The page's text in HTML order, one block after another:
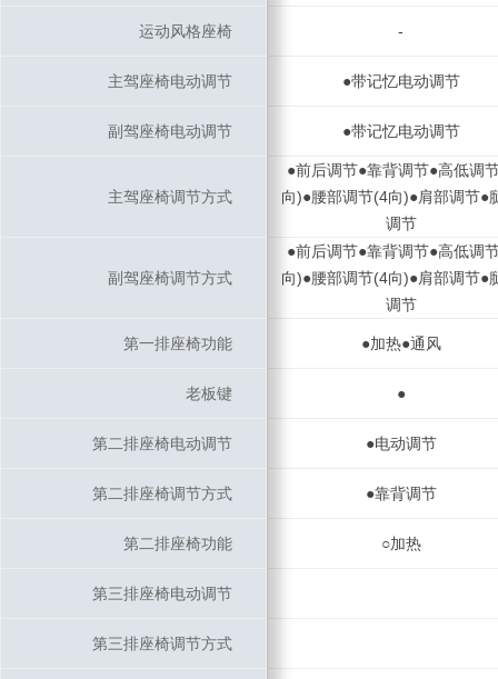
运动风格座椅 -
主驾座椅电动调节 ●带记忆电动调节
副驾座椅电动调节 ●带记忆电动调节
主驾座椅调节方式
●前后调节●靠背调节●高低调
向)●腰部调节(4向)●肩部调节●
调节
副驾座椅调节方式
●前后调节●靠背调节●高低调
向)●腰部调节(4向)●肩部调节●
调节
第一排座椅功能 ●加热●通风
老板键 ●
第二排座椅电动调节 ●电动调节
第二排座椅调节方式 ●靠背调节
第二排座椅功能 ○加热
第三排座椅电动调节
第三排座椅调节方式
运动风格座椅
主驾座椅电动调节
副驾座椅电动调节
主驾座椅调节方式
副驾座椅调节方式
第一排座椅功能
老板键
第二排座椅电动调节
第二排座椅调节方式
第二排座椅功能
第三排座椅电动调节
第三排座椅调节方式